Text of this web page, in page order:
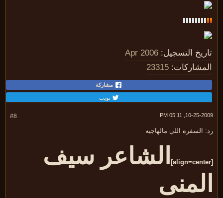
التسجيل: Apr 2006
23315
مشاركة
تويت
10-25-2009,
السفره اللي مالهاجيه
الشاعر سيف